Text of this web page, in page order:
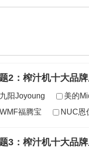
2：榨汁机十大品
九阳Joyoung 美的
WMF福腾宝
NUC恩
3：榨汁机十大品